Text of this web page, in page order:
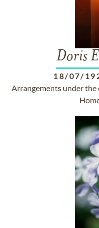
Doris
18/07/
Arrangements under